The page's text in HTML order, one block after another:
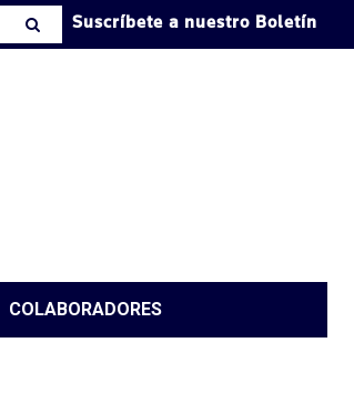
Suscríbete a nuestro Boletín
COLABORADORES